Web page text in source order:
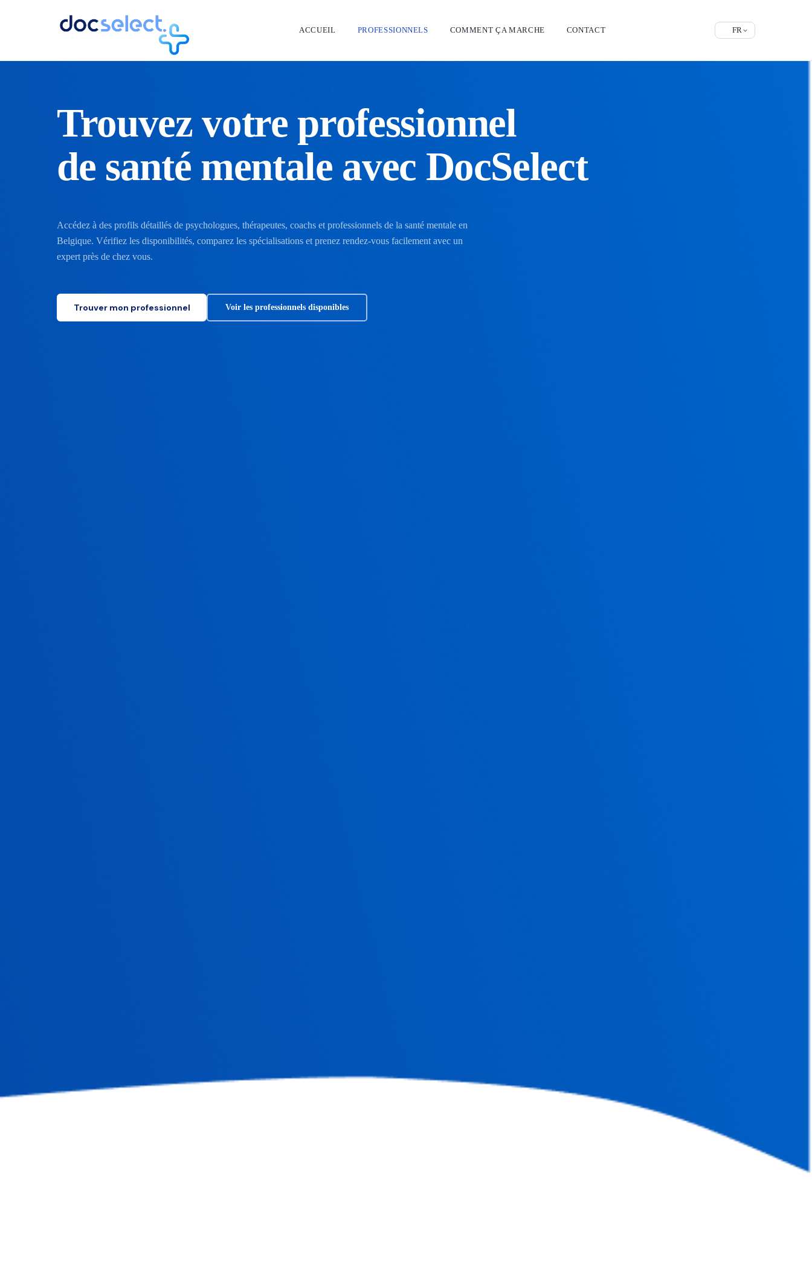
ACCUEIL PROFESSIONNELS COMMENT ÇA MARCHE CONTACT FR
Trouvez votre professionnel
de santé mentale avec DocSelect
Accédez à des profils détaillés de psychologues, thérapeutes, coachs et professionnels de la santé mentale en
Belgique. Vérifiez les disponibilités, comparez les spécialisations et prenez rendez-vous facilement avec un
expert près de chez vous.
Trouver mon professionnel Voir les professionnels disponibles